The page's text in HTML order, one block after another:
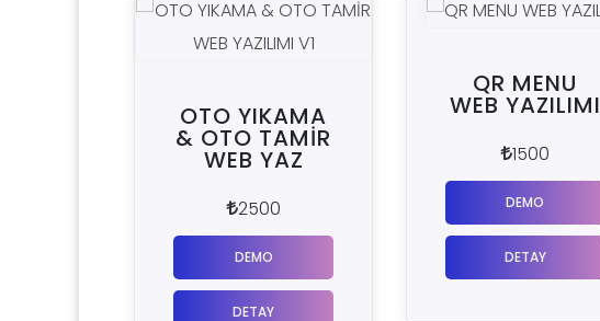
OTO YIKAMA
& OTO TAMİR
WEB YAZILIMI